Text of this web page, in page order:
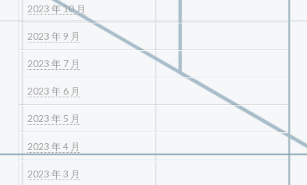
2023 年 10 月
2023 年 9 月
2023 年 7 月
2023 年 6 月
2023 年 5 月
2023 年 4 月
2023 年 3 月